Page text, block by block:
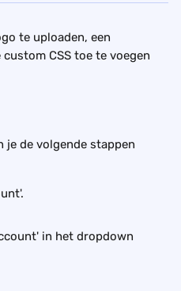
te uploaden, een
CSS toe te voegen
je de volgende stappen
in het dropdown